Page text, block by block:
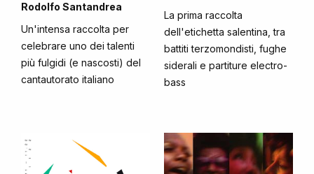
Rodolfo Santandrea
Un'intensa raccolta per
celebrare uno dei talenti
più fulgidi (e nascosti) del
cantautorato italiano
La prima raccolta
dell'etichetta salentina, tra
battiti terzomondisti, fughe
siderali e partiture electro-
bass